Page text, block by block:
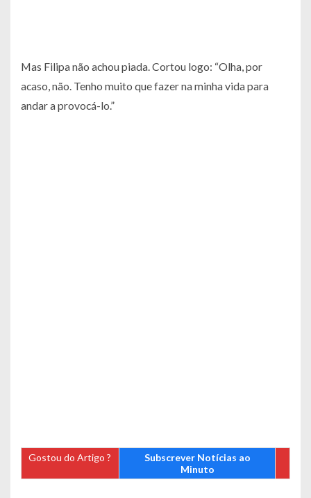
Mas Filipa não achou piada. Cortou logo: “Olha, por
acaso, não. Tenho muito que fazer na minha vida para
andar a provocá-lo.”
Gostou do Artigo ?
Subscrever Notícias ao
Minuto